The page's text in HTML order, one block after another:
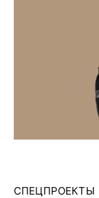
СПЕЦПРОЕКТЫ